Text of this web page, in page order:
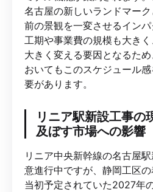
名古屋の新しいランドマー
前の景観を一変させるインパ
工期や事業費の規模も大き
大きく変える要因となるた
おいてもこのスケジュール
要があります。
リニア駅新設工事の
及ぼす市場への影響
リニア中央新幹線の名古屋
意進行中ですが、静岡工区の
当初予定されていた2027年